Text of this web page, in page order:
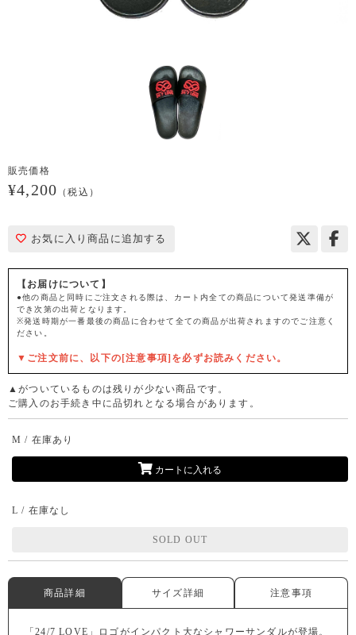
販売価格
¥4,200 （税込）
お気に入り商品に追加する
【お届けについて】
●他の商品と同時にご注文される際は、カート内全ての商品について発送準備が
でき次第の出荷となります。
※発送時期が一番最後の商品に合わせて全ての商品が出荷されますのでご注意く
ださい。
▼ご注文前に、以下の[注意事項]を必ずお読みください。
▲がついているものは残りが少ない商品です。
ご購入のお手続き中に品切れとなる場合があります。
M / 在庫あり
カートに入れる
L / 在庫なし
SOLD OUT
商品詳細 サイズ詳細 注意事項
「24/7 LOVE」ロゴがインパクト大なシャワーサンダルが登場。